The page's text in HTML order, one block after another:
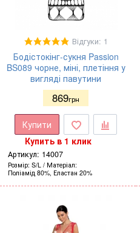
Відгуки: 1
Бодістокінг-сукня Passion
BS089 чорне, міні, плетіння у
вигляді павутини
869грн
Купити
Купить в 1 клик
Артикул: 14007
Розмір S/L
Матеріал
Поліамід 80%, Еластан 20%